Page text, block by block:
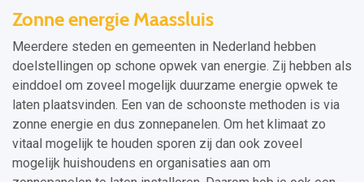
Zonne energie Maassluis
Meerdere steden en gemeenten in Nederland hebben
doelstellingen op schone opwek van energie. Zij hebben als
einddoel om zoveel mogelijk duurzame energie opwek te
laten plaatsvinden. Een van de schoonste methoden is via
zonne energie en dus zonnepanelen. Om het klimaat zo
vitaal mogelijk te houden sporen zij dan ook zoveel
mogelijk huishoudens en organisaties aan om